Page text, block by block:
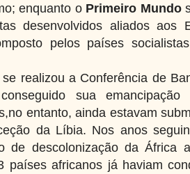
enquanto o Primeiro Mundo
desenvolvidos aliados aos
pelos países
realizou a Conferência de
sua
entanto, ainda estavam
da Líbia. Nos anos
de descolonização da África
países africanos já haviam